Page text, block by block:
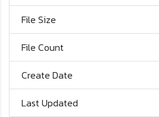
File Size
File Count
Create Date
Last Updated